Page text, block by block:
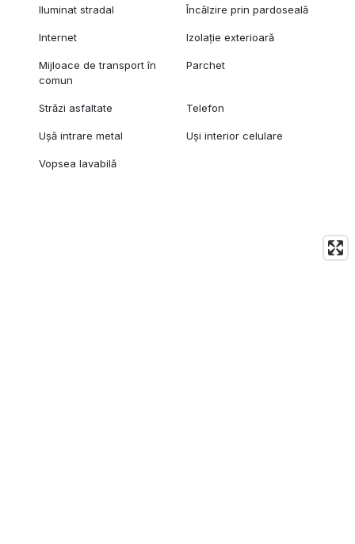
Iluminat stradal Încălzire prin pardoseală
Internet Izolație exterioară
Mijloace de transport în
comun
Parchet
Străzi asfaltate Telefon
Ușă intrare metal Uși interior celulare
Vopsea lavabilă